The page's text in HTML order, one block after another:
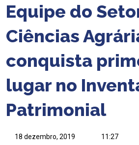
Equipe do
Ciências
conquista
lugar no
Patrimonial
18 dezembro, 2019 11:27